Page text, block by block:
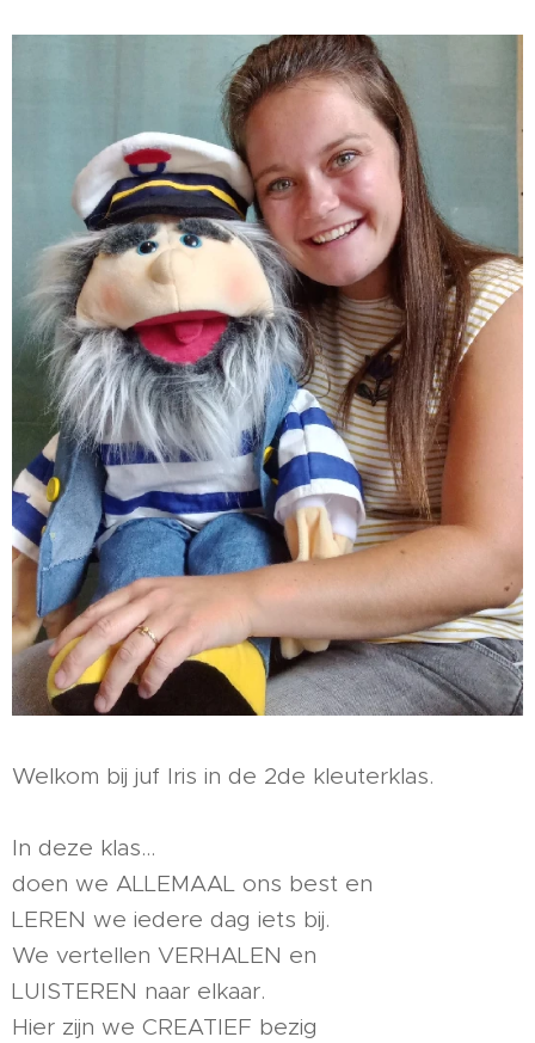
Welkom bij juf Iris in de 2de kleuterklas.
In deze klas...
doen we ALLEMAAL ons best en
LEREN we iedere dag iets bij.
We vertellen VERHALEN en
LUISTEREN naar elkaar.
Hier zijn we CREATIEF bezig